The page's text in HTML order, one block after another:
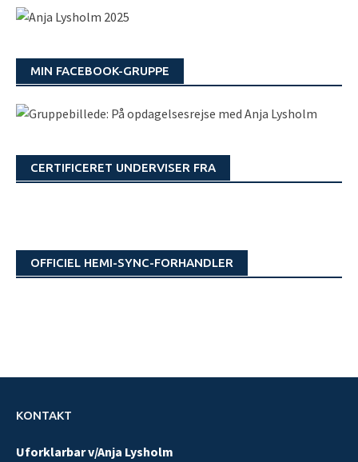
MIN FACEBOOK-GRUPPE
CERTIFICERET UNDERVISER FRA
OFFICIEL HEMI-SYNC-FORHANDLER
KONTAKT
Uforklarbar v/Anja Lysholm